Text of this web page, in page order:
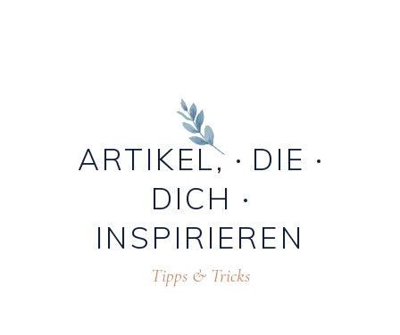
ARTIKEL,
DIE
DICH
INSPIRIEREN
Tipps & Tricks